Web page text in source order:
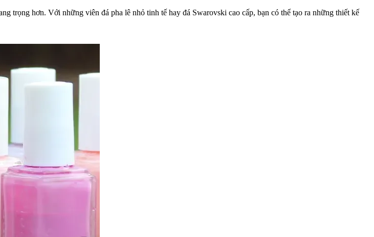
trọng hơn. Với những viên đá pha lê nhỏ tinh tế hay đá Swarovski cao cấp, bạn có thể tạo ra những thiết kế